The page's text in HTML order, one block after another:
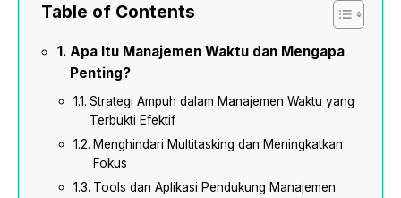
Table of Contents
Apa Itu Manajemen Waktu dan Mengapa
Penting?
Strategi Ampuh dalam Manajemen Waktu yang
Terbukti Efektif
Menghindari Multitasking dan Meningkatkan
Fokus
Tools dan Aplikasi Pendukung Manajemen